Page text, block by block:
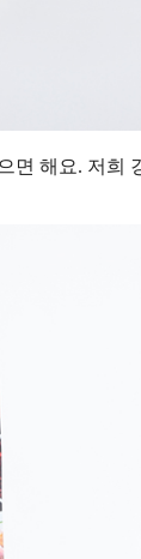
면 해요. 저희